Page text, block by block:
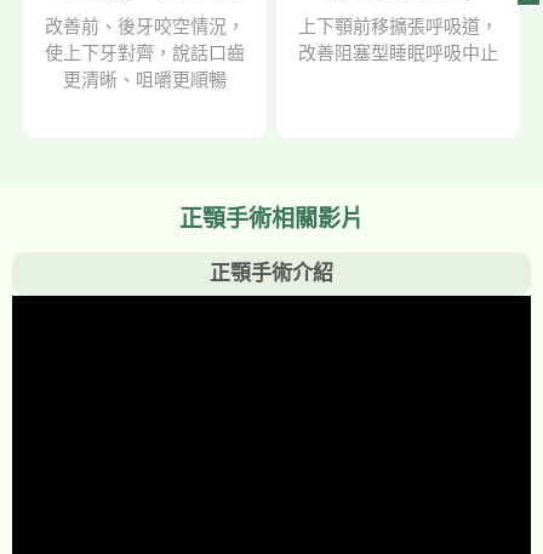
改善前、後牙咬空情況，
使上下牙對齊，說話口齒
更清晰、咀嚼更順暢
上下顎前移擴張呼吸道，
改善阻塞型睡眠呼吸中止
正顎手術相關影片
正顎手術介紹